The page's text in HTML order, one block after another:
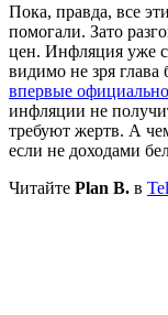
Пока, правда, все
помогали. Зато
цен. Инфляция уже
видимо не зря глава
впервые
инфляции не
требуют жертв. А
если не доходами
Читайте Plan B. в